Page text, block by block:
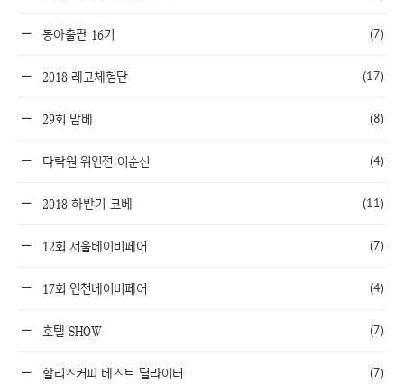
동아출판 16기 (7)
2018 레고체험단 (17)
29회 맘베 (8)
다락원 위인전 이순신 (4)
2018 하반기 코베 (11)
12회 서울베이비페어 (7)
17회 인천베이비페어 (4)
호텔 SHOW (7)
할리스커피 베스트 딜라이터 (7)